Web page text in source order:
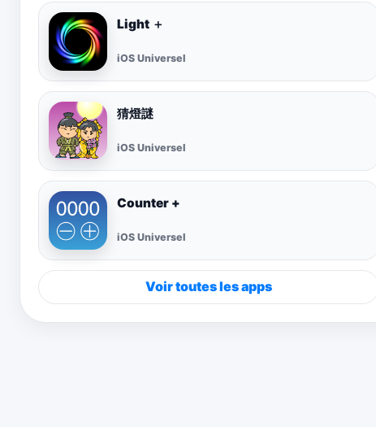
Light ＋
iOS Universel
猜燈謎
iOS Universel
Counter +
iOS Universel
Voir toutes les apps